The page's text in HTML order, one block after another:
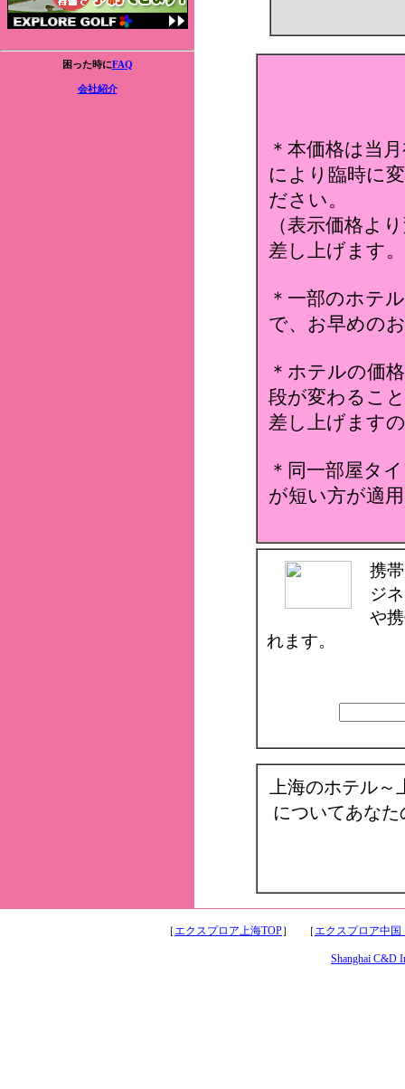
困った時にFAQ
会社紹介
＊本価格は当
により臨時に
ださい。
（表示価格よ
差し上げます
＊一部のホテ
で、お早めの
＊ホテルの価
段が変わるこ
差し上げます
＊同一部屋タ
が短い方が適
携
ジ
や
れます。
上海のホテル
についてあな
［エクスプロア上海TOP］ ［エクスプロア中国
Shanghai C&D